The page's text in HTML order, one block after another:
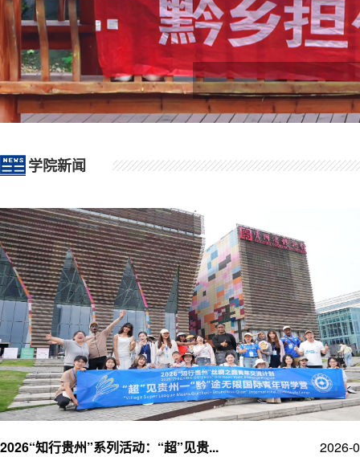
学院新闻
2026“知行贵州”系列活动：“超”见贵... 2026-